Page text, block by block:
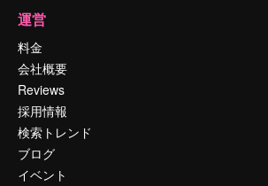
運営
料金
会社概要
Reviews
採用情報
検索トレンド
ブログ
イベント